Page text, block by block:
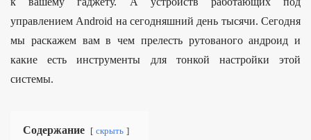
управлением Android на сегодняшний день тысячи. Сегодня
мы раскажем вам в чем прелесть рутованого андроид и
какие есть инструменты для тонкой настройки этой
системы.
Содержание скрыть